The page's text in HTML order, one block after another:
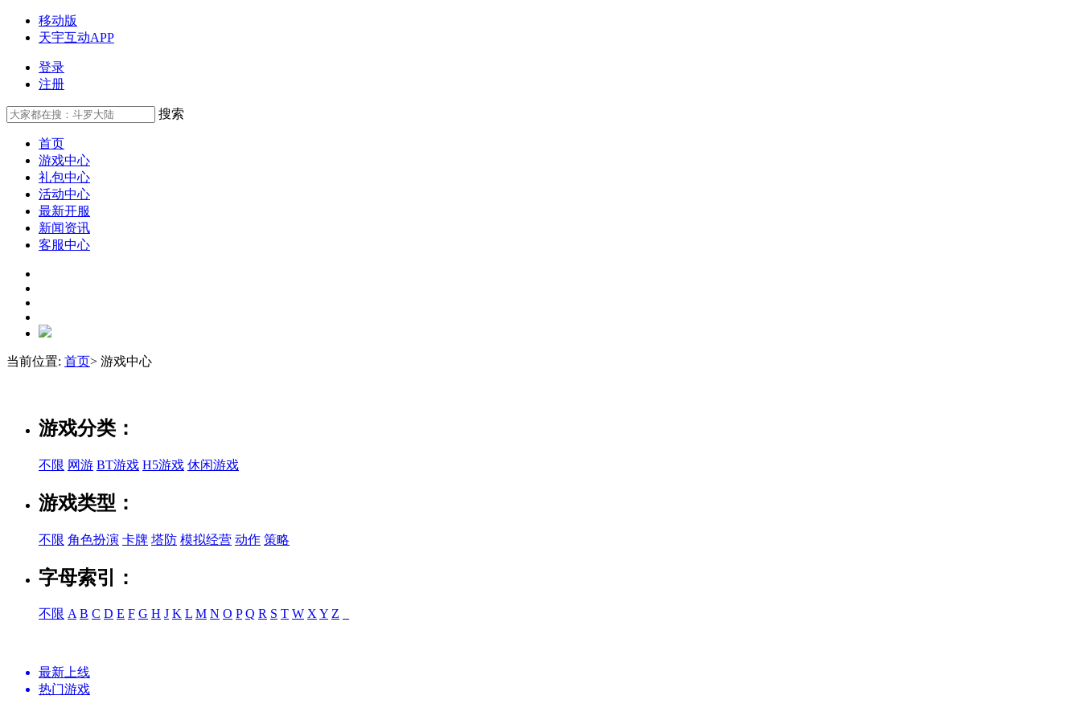
移动版
天宇互动APP
登录
注册
搜索
首页
游戏中心
礼包中心
活动中心
最新开服
新闻资讯
客服中心
当前位置: 首页> 游戏中心
游戏分类：
不限 网游 BT游戏 H5游戏 休闲游戏
游戏类型：
不限 角色扮演 卡牌 塔防 模拟经营 动作 策略
字母索引：
不限 A B C D E F G H J K L M N O P Q R S T W XY Z
最新上线
热门游戏